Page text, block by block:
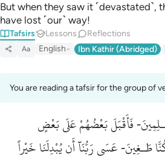
But when they saw it ˹devastated˺,
have lost ˹our˺ way!
Tafsirs Lessons Reflections
Aa English Ibn Kathir (Abridged)
You are reading a tafsir for the group of
فَأَقْبَلَ بَعْضُهُمْ عَلَى بَعْضٍ
طَـغِينَ- عَسَى رَبُّنَآ أَن يُبْدِلَنَا خَيْراً